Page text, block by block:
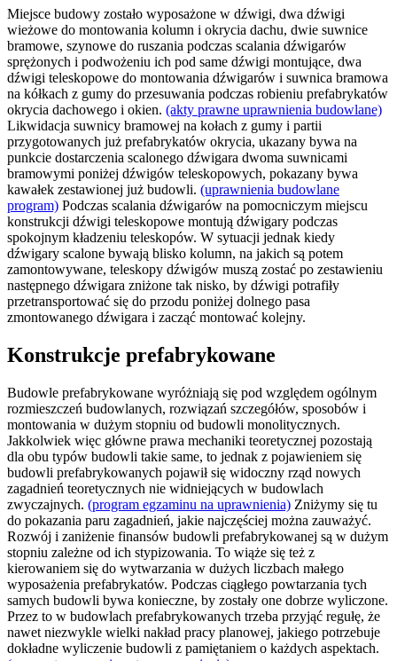
Miejsce budowy zostało wyposażone w dźwigi, dwa dźwigi
wieżowe do montowania kolumn i okrycia dachu, dwie suwnice
bramowe, szynowe do ruszania podczas scalania dźwigarów
sprężonych i podwożeniu ich pod same dźwigi montujące, dwa
dźwigi teleskopowe do montowania dźwigarów i suwnica bramowa
na kółkach z gumy do przesuwania podczas robieniu prefabrykatów
okrycia dachowego i okien. (akty prawne uprawnienia budowlane)
Likwidacja suwnicy bramowej na kołach z gumy i partii
przygotowanych już prefabrykatów okrycia, ukazany bywa na
punkcie dostarczenia scalonego dźwigara dwoma suwnicami
bramowymi poniżej dźwigów teleskopowych, pokazany bywa
kawałek zestawionej już budowli. (uprawnienia budowlane
program) Podczas scalania dźwigarów na pomocniczym miejscu
konstrukcji dźwigi teleskopowe montują dźwigary podczas
spokojnym kładzeniu teleskopów. W sytuacji jednak kiedy
dźwigary scalone bywają blisko kolumn, na jakich są potem
zamontowywane, teleskopy dźwigów muszą zostać po zestawieniu
następnego dźwigara zniżone tak nisko, by dźwigi potrafiły
przetransportować się do przodu poniżej dolnego pasa
zmontowanego dźwigara i zacząć montować kolejny.
Konstrukcje prefabrykowane
Budowle prefabrykowane wyróżniają się pod względem ogólnym
rozmieszczeń budowlanych, rozwiązań szczegółów, sposobów i
montowania w dużym stopniu od budowli monolitycznych.
Jakkolwiek więc główne prawa mechaniki teoretycznej pozostają
dla obu typów budowli takie same, to jednak z pojawieniem się
budowli prefabrykowanych pojawił się widoczny rząd nowych
zagadnień teoretycznych nie widniejących w budowlach
zwyczajnych. (program egzaminu na uprawnienia) Zniżymy się tu
do pokazania paru zagadnień, jakie najczęściej można zauważyć.
Rozwój i zaniżenie finansów budowli prefabrykowanej są w dużym
stopniu zależne od ich stypizowania. To wiąże się też z
kierowaniem się do wytwarzania w dużych liczbach małego
wyposażenia prefabrykatów. Podczas ciągłego powtarzania tych
samych budowli bywa konieczne, by zostały one dobrze wyliczone.
Przez to w budowlach prefabrykowanych trzeba przyjąć regułę, że
nawet niezwykle wielki nakład pracy planowej, jakiego potrzebuje
dokładne wyliczenie budowli z pamiętaniem o każdych aspektach.